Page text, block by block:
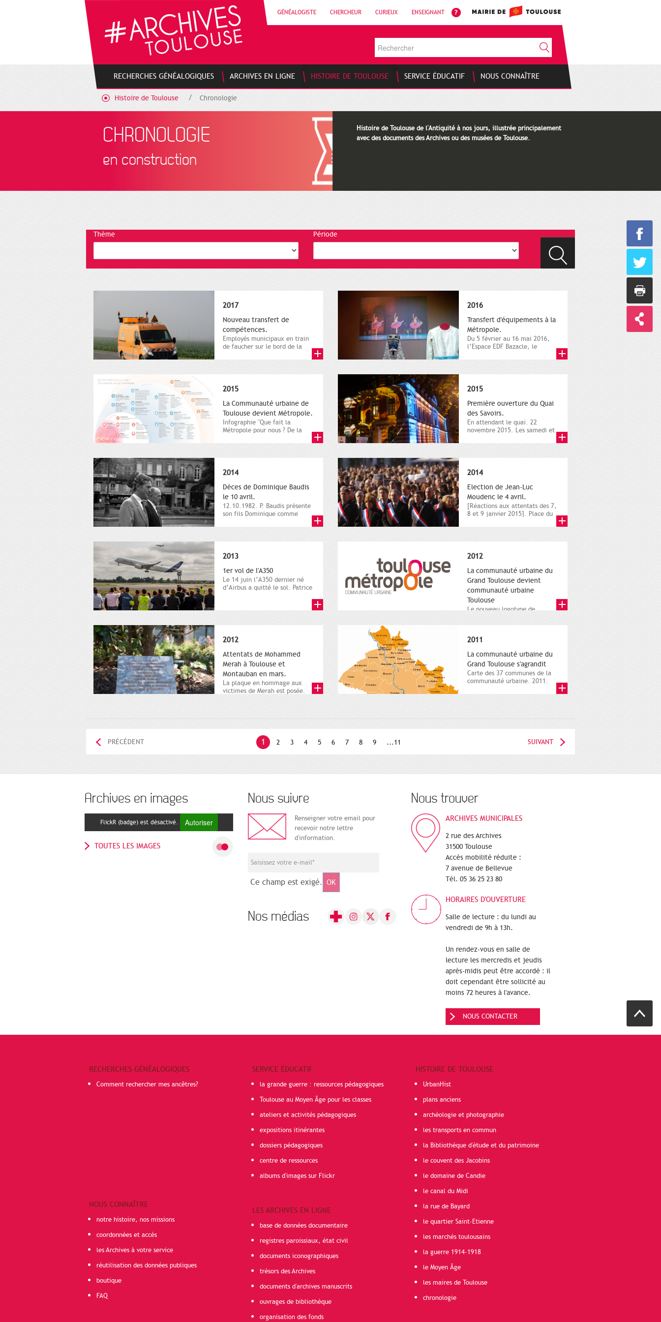
GÉNÉALOGISTE CHERCHEUR CURIEUX ENSEIGNANT
RECHERCHES GÉNÉALOGIQUES ARCHIVES EN LIGNE HISTOIRE DE TOULOUSE SERVICE ÉDUCATIF NOUS CONNAÎTRE
Histoire de Toulouse Chronologie
CHRONOLOGIE
en construction
Histoire de Toulouse de l'Antiquité à nos jours, illustrée principalement
avec des documents des Archives ou des musées de Toulouse.
Thème Période
2017
Nouveau transfert de
compétences.
Employés municipaux en train
de faucher sur le bord de la
2016
Transfert d'équipements à la
Métropole.
Du 5 février au 16 mai 2016,
l’Espace EDF Bazacle, le
2015
La Communauté urbaine de
Toulouse devient Métropole.
Infographie "Que fait la
Métropole pour nous ? De la
2015
Première ouverture du Quai
des Savoirs.
En attendant le quai. 22
novembre 2015. Les samedi et
2014
Dèces de Dominique Baudis
le 10 avril.
12.10.1982. P. Baudis présente
son fils Dominique comme
2014
Election de Jean-Luc
Moudenc le 4 avril.
[Réactions aux attentats des 7,
8 et 9 janvier 2015]. Place du
2013
1er vol de l'A350
Le 14 juin l’A350 dernier né
d’Airbus a quitté le sol. Patrice
2012
La communauté urbaine du
Grand Toulouse devient
communauté urbaine
Toulouse
Le nouveau logotype de
représentant l'anneau de
2012
Attentats de Mohammed
Merah à Toulouse et
Montauban en mars.
La plaque en hommage aux
victimes de Merah est posée.
2011
La communauté urbaine du
Grand Toulouse s'agrandit
Carte des 37 communes de la
communauté urbaine. 2011.
1 2 3 4 5 6 7 8 9 ...11
PRÉCÉDENT SUIVANT
Archives en images
FlickR (badge) est désactivé. Autoriser
TOUTES LES IMAGES
Nous suivre
Renseigner votre email pour
recevoir notre lettre
d'information.
Ce champ est exigé. OK
Nos médias
Nous trouver
ARCHIVES MUNICIPALES
2 rue des Archives
31500 Toulouse
Accès mobilité réduite :
7 avenue de Bellevue
Tél. 05 36 25 23 80
HORAIRES D'OUVERTURE
Salle de lecture : du lundi au
vendredi de 9h à 13h.
Un rendez-vous en salle de
lecture les mercredis et jeudis
après-midis peut être accordé : il
doit cependant être sollicité au
moins 72 heures à l'avance.
NOUS CONTACTER
RECHERCHES GÉNÉALOGIQUES
Comment rechercher mes ancêtres?
NOUS CONNAÎTRE
notre histoire, nos missions
coordonnées et accès
les Archives à votre service
réutilisation des données publiques
boutique
FAQ
SERVICE ÉDUCATIF
la grande guerre : ressources pédagogiques
Toulouse au Moyen Âge pour les classes
ateliers et activités pédagogiques
expositions itinérantes
dossiers pédagogiques
centre de ressources
albums d'images sur Flickr
LES ARCHIVES EN LIGNE
base de données documentaire
registres paroissiaux, état civil
documents iconographiques
trésors des Archives
documents d'archives manuscrits
ouvrages de bibliothèque
organisation des fonds
HISTOIRE DE TOULOUSE
UrbanHist
plans anciens
archéologie et photographie
les transports en commun
la Bibliothèque d'étude et du patrimoine
le couvent des Jacobins
le domaine de Candie
le canal du Midi
la rue de Bayard
le quartier Saint-Etienne
les marchés toulousains
la guerre 1914-1918
le Moyen Âge
les maires de Toulouse
chronologie
Gestion de vos préférences sur les cookies